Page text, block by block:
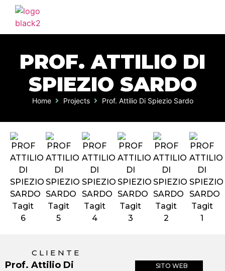
PROF. ATTILIO DI
SPIEZIO SARDO
Home Projects Prof. Attilio Di Spiezio Sardo
CLIENTE
Prof. Attilio Di
SITO WEB
HOME
AGENZIA
SERVIZI
PORTFOLIO
BLOG
CONTATTI